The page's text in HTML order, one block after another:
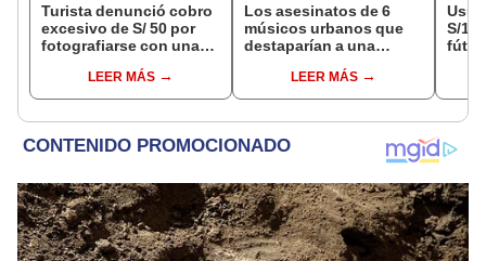
Turista denunció cobro
excesivo de S/ 50 por
fotografiarse con una
Serenazgo recuperó el
dinero
LEER MÁS
Los asesinatos de 6
músicos urbanos que
destaparían a una
LEER MÁS
S/